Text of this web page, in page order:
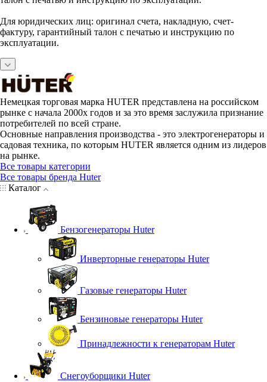
Для юридических лиц: оригинал счета, накладную, счет-
фактуру, гарантийный талон с печатью и инструкцию по
эксплуатации.
Немецкая торговая марка HUTER представлена на российском
рынке с начала 2000х годов и за это время заслужила признание
потребителей по всей стране.
Основные направления производства - это электрогенераторы и
садовая техника, по которым HUTER является одним из лидеров
на рынке.
Все товары категории
Все товары бренда Huter
Каталог
Бензогенераторы Huter
Инверторные генераторы Huter
Газовые генераторы Huter
Бензиновые генераторы Huter
Принадлежности к генераторам Huter
Снегоуборщики Huter